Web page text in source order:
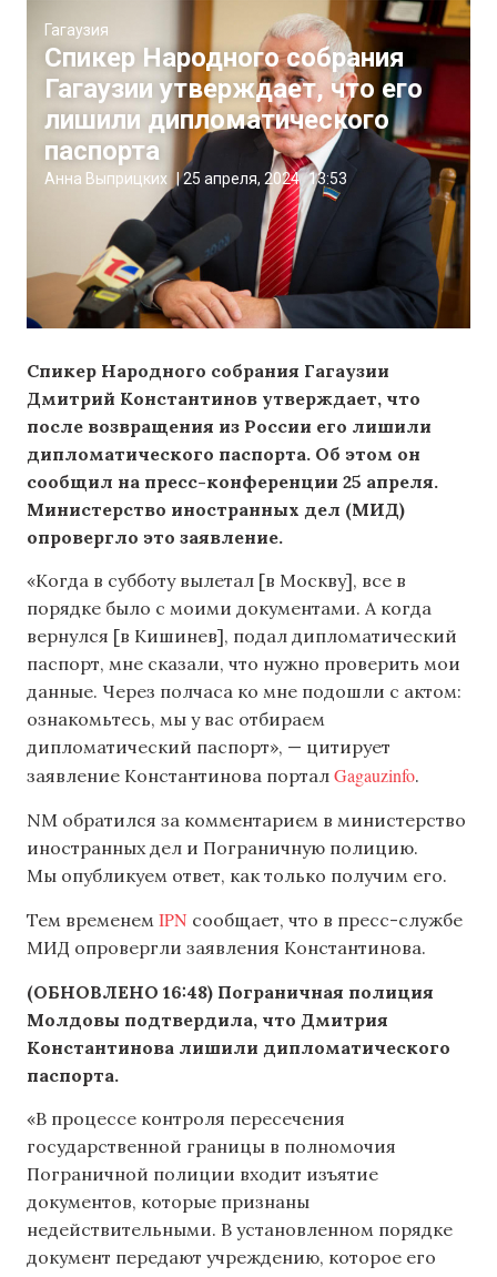
Гагаузия
Спикер Народного собрания
Гагаузии утверждает, что его
лишили дипломатического
паспорта
Анна Выприцких |25 апреля, 2024 13:53
Спикер Народного собрания Гагаузии
Дмитрий Константинов утверждает, что
после возвращения из России его лишили
дипломатического паспорта. Об этом он
сообщил на пресс-конференции 25 апреля.
Министерство иностранных дел (МИД)
опровергло это заявление.
«Когда в субботу вылетал [в Москву], все в
порядке было с моими документами. А когда
вернулся [в Кишинев], подал дипломатический
паспорт, мне сказали, что нужно проверить мои
данные. Через полчаса ко мне подошли с актом:
ознакомьтесь, мы у вас отбираем
дипломатический паспорт», — цитирует
заявление Константинова портал Gagauzinfo.
NM обратился за комментарием в министерство
иностранных дел и Пограничную полицию.
Мы опубликуем ответ, как только получим его.
Тем временем IPN сообщает, что в пресс-службе
МИД опровергли заявления Константинова.
(ОБНОВЛЕНО 16:48) Пограничная полиция
Молдовы подтвердила, что Дмитрия
Константинова лишили дипломатического
паспорта.
«В процессе контроля пересечения
государственной границы в полномочия
Пограничной полиции входит изъятие
документов, которые признаны
недействительными. В установленном порядке
документ передают учреждению, которое его